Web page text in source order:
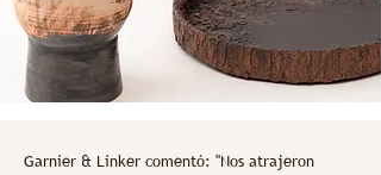
Garnier & Linker comentó: "Nos atrajeron